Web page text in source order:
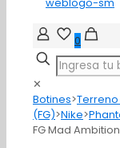
0
✕
Botines>
(FG)>Nike>
FG Mad Ambition